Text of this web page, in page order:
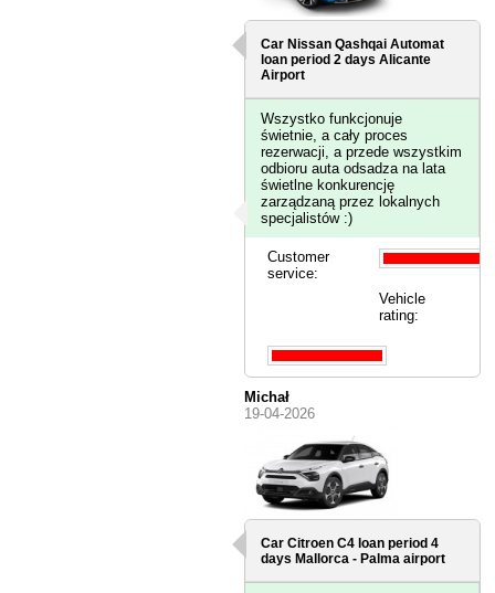
Car Nissan Qashqai Automat
loan period 2 daysAlicante
Airport
Wszystko funkcjonuje
świetnie, a cały proces
rezerwacji, a przede wszystkim
odbioru auta odsadza na lata
świetlne konkurencję
zarządzaną przez lokalnych
specjalistów :)
Customer
service:
Vehicle
rating:
Michał
19-04-2026
Car Citroen C4 loan period 4
days Mallorca - Palma airport